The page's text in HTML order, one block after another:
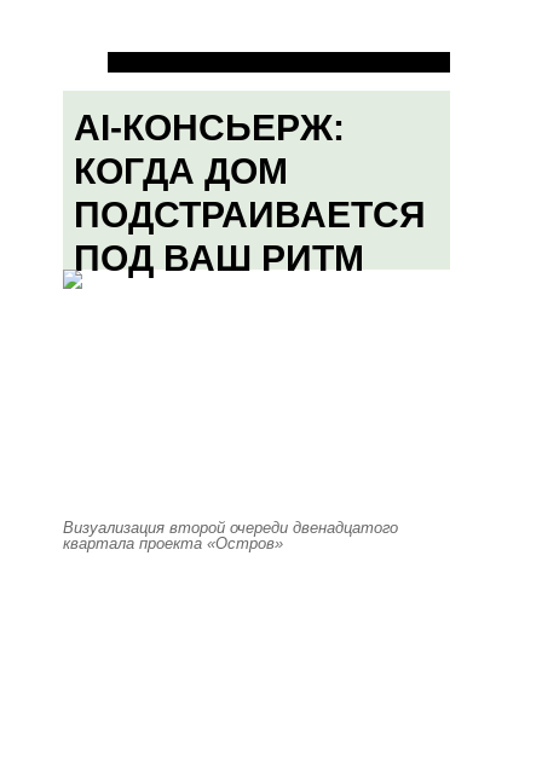
AI-КОНСЬЕРЖ:
КОГДА ДОМ
ПОДСТРАИВАЕТСЯ
ПОД ВАШ РИТМ
Визуализация второй очереди двенадцатого
квартала проекта «Остров»